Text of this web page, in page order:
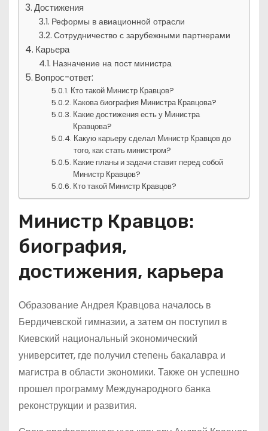
Достижения
Реформы в авиационной отрасли
Сотрудничество с зарубежными партнерами
Карьера
Назначение на пост министра
Вопрос-ответ:
Кто такой Министр Кравцов?
Какова биография Министра Кравцова?
Какие достижения есть у Министра
Кравцова?
Какую карьеру сделал Министр Кравцов до
того, как стать министром?
Какие планы и задачи ставит перед собой
Министр Кравцов?
Кто такой Министр Кравцов?
Министр Кравцов:
биография,
достижения, карьера
Образование Андрея Кравцова началось в
Бердичевской гимназии, а затем он поступил в
Киевский национальный экономический
университет, где получил степень бакалавра и
магистра в области экономики. Также он успешно
прошел программу Международного банка
реконструкции и развития.